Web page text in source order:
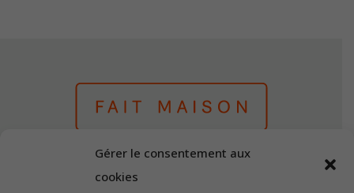
Gérer le consentement aux
cookies
Fait Maison
"Louise"